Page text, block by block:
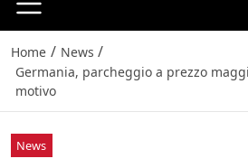
Home / News /
Germania, parcheggio a prezzo
motivo
News